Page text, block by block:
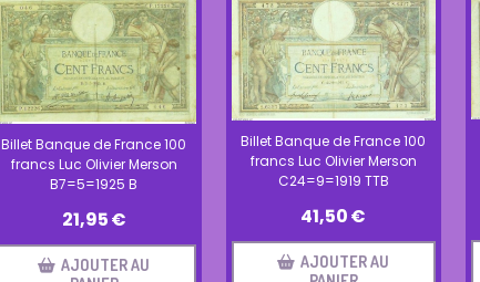
Billet Banque de France 100
francs Luc Olivier Merson
B7=5=1925 B
21,95€
AJOUTER AU
Billet Banque de France 100
francs Luc Olivier Merson
C24=9=1919 TTB
41,50€
AJOUTER AU